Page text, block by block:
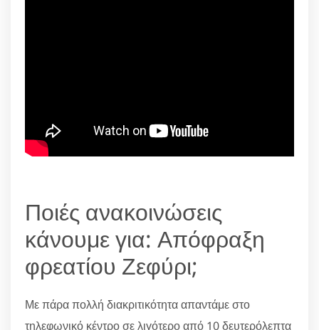
Ποιές ανακοινώσεις
κάνουμε για: Απόφραξη
φρεατίου Ζεφύρι;
Με πάρα πολλή διακριτικότητα απαντάμε στο
τηλεφωνικό κέντρο σε λιγότερο από 10 δευτερόλεπτα